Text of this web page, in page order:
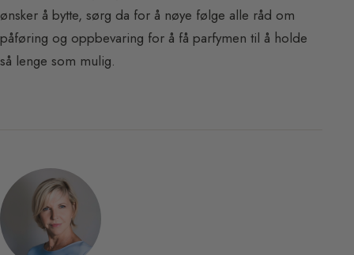
ønsker å bytte, sørg da for å nøye følge alle råd om
påføring og oppbevaring for å få parfymen til å holde
så lenge som mulig.